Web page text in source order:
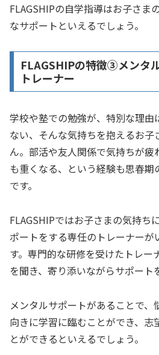
FLAGSHIPの自学指導はお子さま
なサポートといえるでしょう。
FLAGSHIPの特徴➂メンタ
トレーナー
学校や塾での勉強が、特別な理由
ない、そんな気持ちを抱えるお子
ん。部活や友人関係で気持ちが疲
も重くなる、という経験も思春期
です。
FLAGSHIPではお子さまの気持ち
ポートをする専任のトレーナーが
す。専門的な研修を受けたトレー
を聞き、寄り添いながらサポート
メンタルサポートがあることで
向きに学習に臨むことができ、志
とができるといえるでしょう。